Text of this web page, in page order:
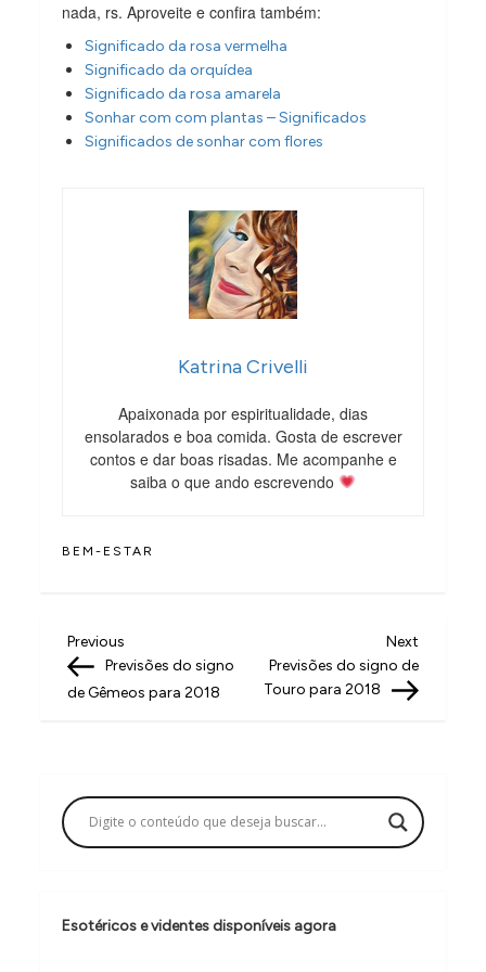
nada, rs. Aproveite e confira também:
Significado da rosa vermelha
Significado da orquídea
Significado da rosa amarela
Sonhar com com plantas – Significados
Significados de sonhar com flores
Katrina Crivelli
Apaixonada por espiritualidade, dias
ensolarados e boa comida. Gosta de escrever
contos e dar boas risadas. Me acompanhe e
saiba o que ando escrevendo
BEM-ESTAR
N
a
g
a
ç
o
Previous
Post
Previous
Previsões do signo
de Gêmeos para 2018
Next
Post
Next
Previsões do signo de
Touro para 2018
Esotéricos e videntes disponíveis agora